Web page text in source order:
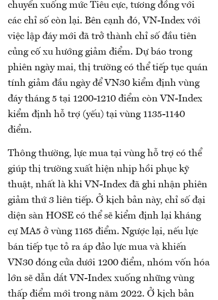
chuyển xuống mức Tiêu cực, tương đồng với
các chỉ số còn lại. Bên cạnh đó, VN-Index với
việc lập đáy mới đã trở thành chỉ số đầu tiên
củng cố xu hướng giảm điểm. Dự báo trong
phiên ngày mai, thị trường có thể tiếp tục quán
tính giảm đầu ngày để VN30 kiểm định vùng
đáy tháng 5 tại 1200-1210 điểm còn VN-Index
kiểm định hỗ trợ (yếu) tại vùng 1135-1140
điểm.
Thông thường, lực mua tại vùng hỗ trợ có thể
giúp thị trường xuất hiện nhịp hồi phục kỹ
thuật, nhất là khi VN-Index đã ghi nhận phiên
giảm thứ 3 liên tiếp. Ở kịch bản này, chỉ số đại
diện sàn HOSE có thể sẽ kiểm định lại kháng
cự MA5 ở vùng 1165 điểm. Ngược lại, nếu lực
bán tiếp tục tỏ ra áp đảo lực mua và khiến
VN30 đóng cửa dưới 1200 điểm, nhóm vốn hóa
lớn sẽ dẫn dắt VN-Index xuống những vùng
thấp điểm mới trong năm 2022. Ở kịch bản